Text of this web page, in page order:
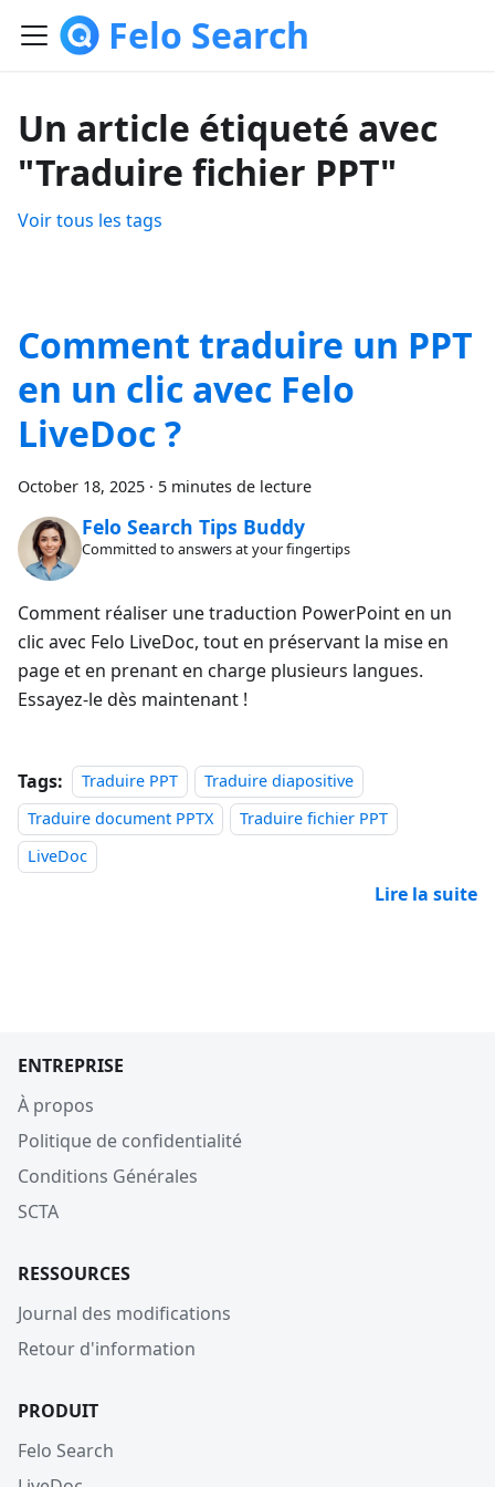
Felo Search
Un article étiqueté avec
"Traduire fichier PPT"
Voir tous les tags
Comment traduire un PPT
en un clic avec Felo
LiveDoc ?
October 18, 2025 · 5 minutes de lecture
Felo Search Tips Buddy
Committed to answers at your fingertips
Comment réaliser une traduction PowerPoint en un
clic avec Felo LiveDoc, tout en préservant la mise en
page et en prenant en charge plusieurs langues.
Essayez-le dès maintenant !
Tags: Traduire PPT
Traduire diapositive
Traduire document PPTX
Traduire fichier PPT
LiveDoc
Lire la suite
ENTREPRISE
À propos
Politique de confidentialité
Conditions Générales
SCTA
RESSOURCES
Journal des modifications
Retour d'information
PRODUIT
Felo Search